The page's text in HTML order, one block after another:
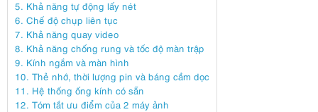
5. Khả năng tự động lấy nét
6. Chế độ chụp liên tục
7. Khả năng quay video
8. Khả năng chống rung và tốc độ màn trập
9. Kính ngắm và màn hình
10. Thẻ nhớ, thời lượng pin và báng cầm dọc
11. Hệ thống ống kính có sẵn
12. Tóm tắt ưu điểm của 2 máy ảnh